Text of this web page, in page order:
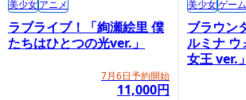
ラブライブ！「絢瀬絵里 僕
たちはひとつの光ver.」
7月6日予約開始
11,000円
美少女アニメ
ブラウン
ルミナ ウ
女王 ver.」
美少女ゲーム